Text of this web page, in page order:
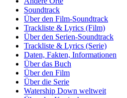
Soundtrack
Über den Film-Soundtrack
Trackliste & Lyrics (Film)
Über den Serien-Soundtrack
Trackliste & Lyrics (Serie)
Daten, Fakten, Informationen
Über das Buch
Über den Film
Über die Serie
Watership Down weltweit